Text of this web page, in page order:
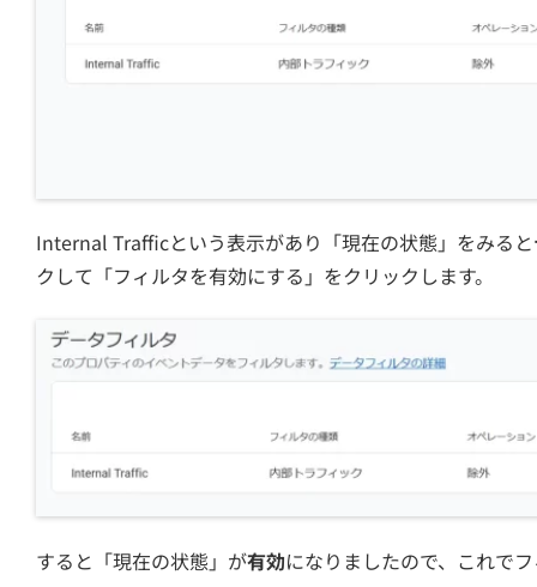
Internal Trafficという表示があり「現在の状態」をみると
クして「フィルタを有効にする」をクリックします。
すると「現在の状態」が有効になりましたので、これで